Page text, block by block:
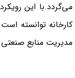
می‌گردد.با این
کارخانه توانسته
مدیریت منابع